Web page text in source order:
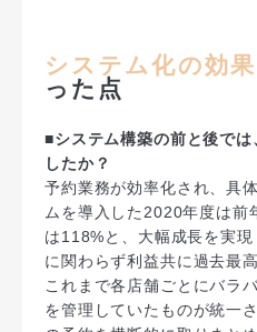
システム化の効果
った点
■システム構築の前と後で
したか？
予約業務が効率化され、具
ムを導入した2020年度は
は118%と、大幅成長を実
に関わらず利益共に過去最
これまで各店舗ごとにバラ
を管理していたものが統一